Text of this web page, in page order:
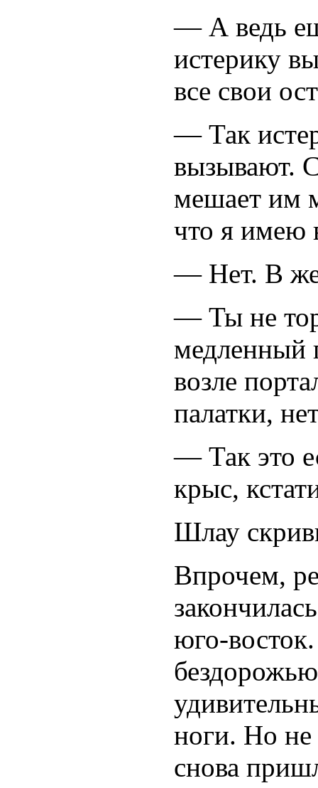
— А ведь
истерику
все свои
— Так
вызывают.
мешает им
что я имею
— Нет. В
— Ты не
медленный
возле
палатки,
— Так это
крыс,
Шлау
Впрочем,
юго-
ноги. Но не
снова